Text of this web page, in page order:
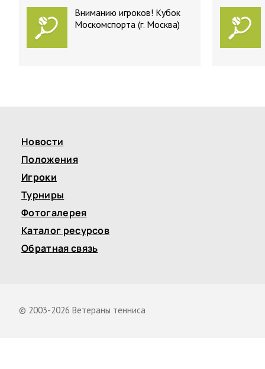
Вниманию игроков! Кубок
Москомспорта (г. Москва)
Новости
Положения
Игроки
Турниры
Фотогалерея
Каталог ресурсов
Обратная связь
© 2003-2026 Ветераны тенниса